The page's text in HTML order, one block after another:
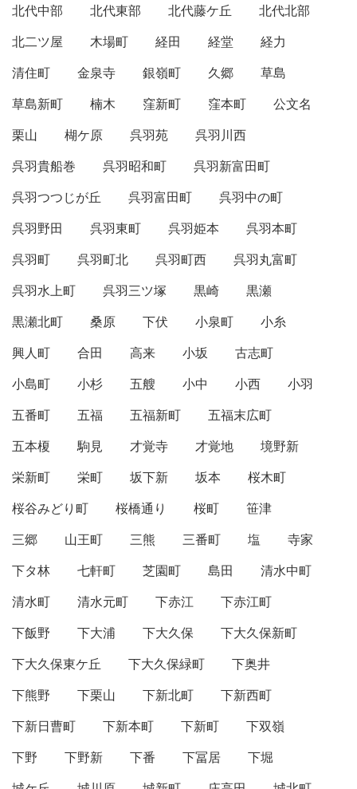
北代中部
北代東部 北代藤ケ丘
北代北部
北二ツ屋
木場町 経田 経堂
経力
清住町
金泉寺 銀嶺町 久郷
草島
草島新町
楠木 窪新町 窪本町
公文名
栗山
楜ケ原 呉羽苑
呉羽川西
呉羽貴船巻
呉羽昭和町
呉羽新富田町
呉羽つつじが丘
呉羽富田町
呉羽中の町
呉羽野田
呉羽東町 呉羽姫本
呉羽本町
呉羽町
呉羽町北 呉羽町西
呉羽丸富町
呉羽水上町
呉羽三ツ塚 黒崎
黒瀬
黒瀬北町
桑原 下伏 小泉町
小糸
興人町
合田 高来 小坂
古志町
小島町
小杉 五艘 小中 小西
小羽
五番町
五福 五福新町
五福末広町
五本榎
駒見 才覚寺 才覚地
境野新
栄新町
栄町 坂下新 坂本
桜木町
桜谷みどり町
桜橋通り 桜町
笹津
三郷
山王町 三熊 三番町 塩
寺家
下タ林
七軒町 芝園町 島田
清水中町
清水町
清水元町 下赤江
下赤江町
下飯野
下大浦 下大久保
下大久保新町
下大久保東ケ丘
下大久保緑町
下奥井
下熊野
下栗山 下新北町
下新西町
下新日曹町
下新本町 下新町
下双嶺
下野
下野新 下番 下冨居
下堀